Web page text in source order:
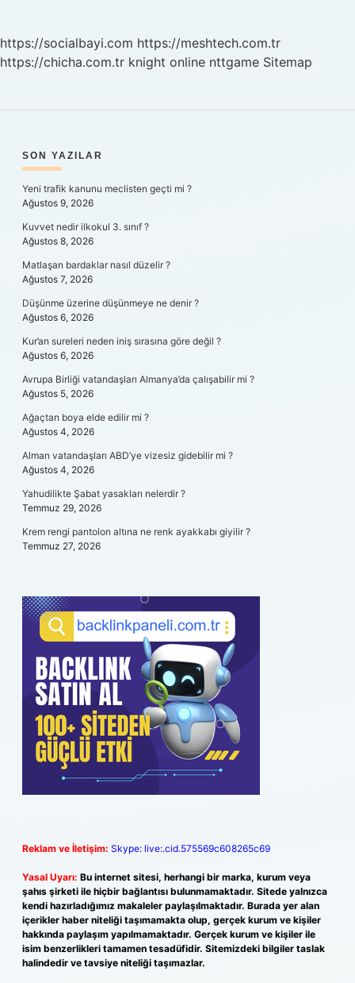
https://socialbayi.com https://meshtech.com.tr
https://chicha.com.tr knight online nttgame Sitemap
SIDEBAR
SON YAZILAR
Yeni trafik kanunu meclisten geçti mi ?
Ağustos 9, 2026
Kuvvet nedir ilkokul 3. sınıf ?
Ağustos 8, 2026
Matlaşan bardaklar nasıl düzelir ?
Ağustos 7, 2026
Düşünme üzerine düşünmeye ne denir ?
Ağustos 6, 2026
Kur’an sureleri neden iniş sırasına göre değil ?
Ağustos 6, 2026
Avrupa Birliği vatandaşları Almanya’da çalışabilir mi ?
Ağustos 5, 2026
Ağaçtan boya elde edilir mi ?
Ağustos 4, 2026
Alman vatandaşları ABD’ye vizesiz gidebilir mi ?
Ağustos 4, 2026
Yahudilikte Şabat yasakları nelerdir ?
Temmuz 29, 2026
Krem rengi pantolon altına ne renk ayakkabı giyilir ?
Temmuz 27, 2026
Reklam ve İletişim: Skype: live:.cid.575569c608265c69
Yasal Uyarı: Bu internet sitesi, herhangi bir marka, kurum veya
şahıs şirketi ile hiçbir bağlantısı bulunmamaktadır. Sitede yalnızca
kendi hazırladığımız makaleler paylaşılmaktadır. Burada yer alan
içerikler haber niteliği taşımamakta olup, gerçek kurum ve kişiler
hakkında paylaşım yapılmamaktadır. Gerçek kurum ve kişiler ile
isim benzerlikleri tamamen tesadüfidir. Sitemizdeki bilgiler taslak
halindedir ve tavsiye niteliği taşımazlar.